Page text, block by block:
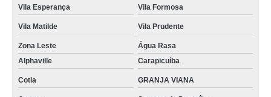
Vila Esperança Vila Formosa
Vila Matilde Vila Prudente
Zona Leste
Água Rasa
Alphaville
Carapicuíba
Cotia GRANJA VIANA